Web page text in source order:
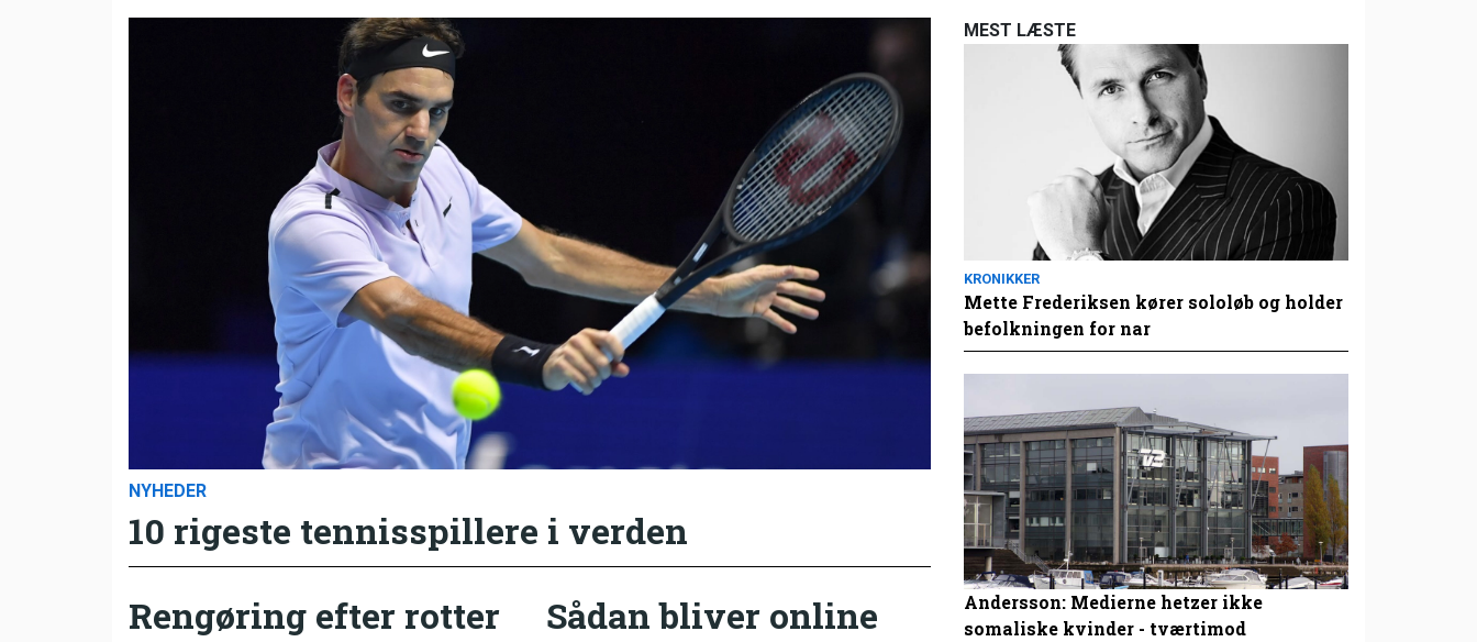
NYHEDER
10 rigeste tennisspillere i verden
Rengøring efter rotter
Sådan bliver online
MEST LÆSTE
KRONIKKER
Mette Frederiksen kører sololøb og holder
befolkningen for nar
Andersson: Medierne hetzer ikke
somaliske kvinder - tværtimod